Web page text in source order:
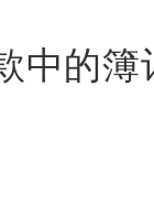
中的